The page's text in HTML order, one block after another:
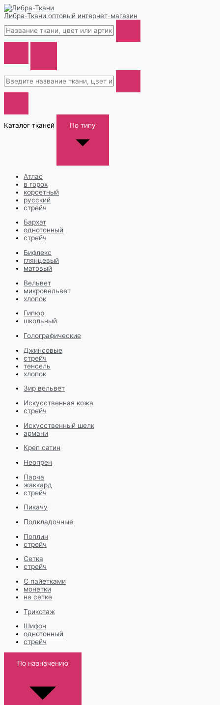
Либра-Ткани оптовый интернет-магазин
Каталог тканей По типу
Атлас
в горох
корсетный
русский
стрейч
Бархат
однотонный
стрейч
Бифлекс
глянцевый
матовый
Вельвет
микровельвет
хлопок
Гипюр
школьный
Голографические
Джинсовые
стрейч
тенсель
хлопок
Зир вельвет
Искусственная кожа
стрейч
Искусственный шелк
армани
Креп сатин
Неопрен
Парча
жаккард
стрейч
Пикачу
Подкладочные
Поплин
стрейч
Сетка
стрейч
С пайетками
монетки
на сетке
Трикотаж
Шифон
однотонный
стрейч
По назначению